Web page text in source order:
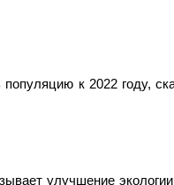
к 2022 году,
улучшение экологии